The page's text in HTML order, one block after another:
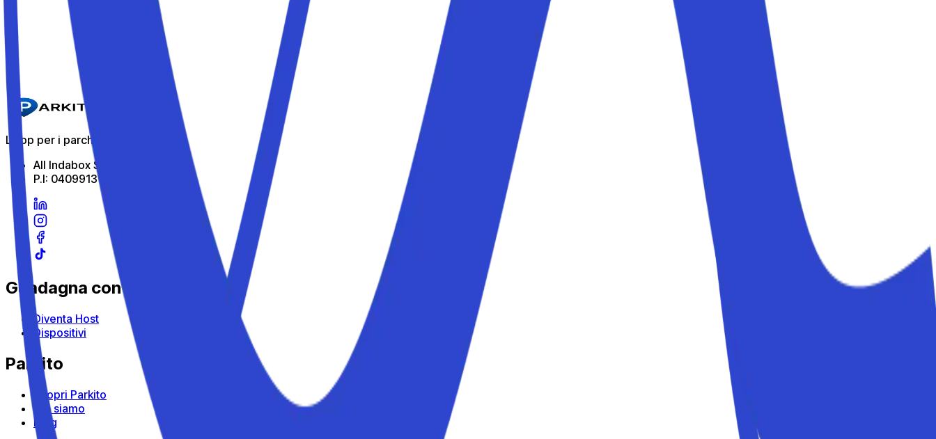
Il centro di Milano è regolato dalla ZTL Area C: entrare senza permesso significa multe salate. Con Parkito parcheggi in aree private appena fuori dalla zona a traffico limitato e
raggiungi il centro a piedi o con i mezzi.
Caricamento...
L'app per i parcheggi in viaggio
All Indabox Srl
P.I: 04099131205
Guadagna con Parkito
Diventa Host
Dispositivi
Parkito
Scopri Parkito
Chi siamo
Blog